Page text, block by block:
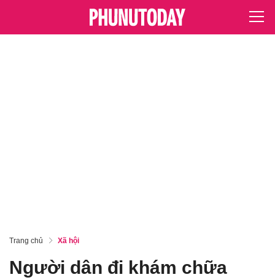
Trang chủ Xã hội
Người dân đi khám chữa